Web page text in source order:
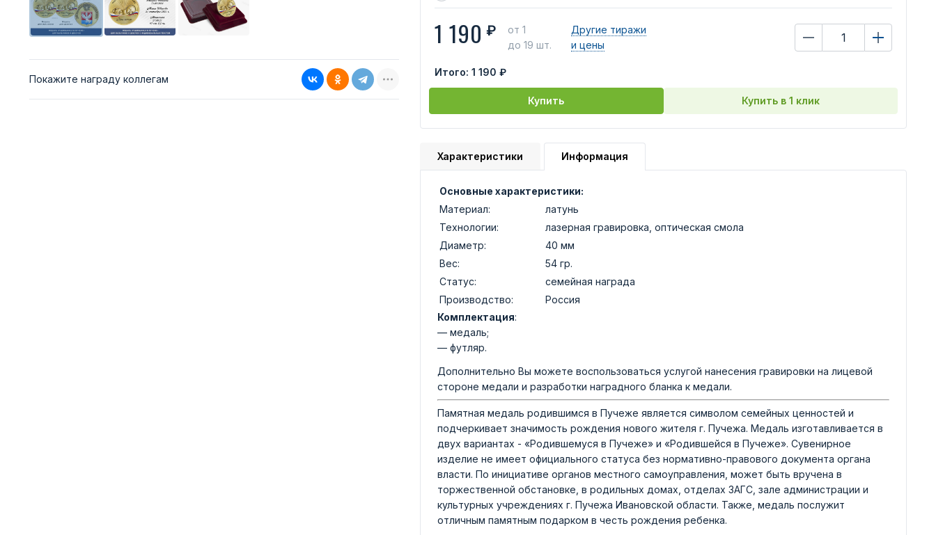
Покажите награду коллегам
1 190 ₽
от 1
до 19 шт.
Другие тиражи
и цены
Итого: 1 190 ₽
Купить Купить в 1 клик
Характеристики Информация
Основные характеристики:
Материал:
латунь
Технологии:
лазерная гравировка, оптическая смола
Диаметр:
40 мм
Вес:
54 гр.
Статус:
семейная награда
Производство:
Россия
Комплектация:
— медаль;
— футляр.
Дополнительно Вы можете воспользоваться услугой нанесения гравировки на лицевой
стороне медали и разработки наградного бланка к медали.
Памятная медаль родившимся в Пучеже является символом семейных ценностей и
подчеркивает значимость рождения нового жителя г. Пучежа. Медаль изготавливается в
двух вариантах - «Родившемуся в Пучеже» и «Родившейся в Пучеже». Сувенирное
изделие не имеет официального статуса без нормативно-правового документа органа
власти. По инициативе органов местного самоуправления, может быть вручена в
торжественной обстановке, в родильных домах, отделах ЗАГС, зале администрации и
культурных учреждениях г. Пучежа Ивановской области. Также, медаль послужит
отличным памятным подарком в честь рождения ребенка.